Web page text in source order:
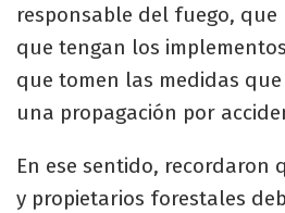
responsable del fuego,
que tengan los
que tomen las medidas
una propagación por
En ese sentido, recordaron
y propietarios forestales